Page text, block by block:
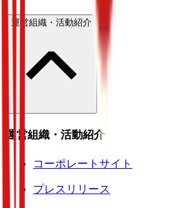
運営組織・活動紹介
運営組織・活動紹介
コーポレートサイト
プレスリリース